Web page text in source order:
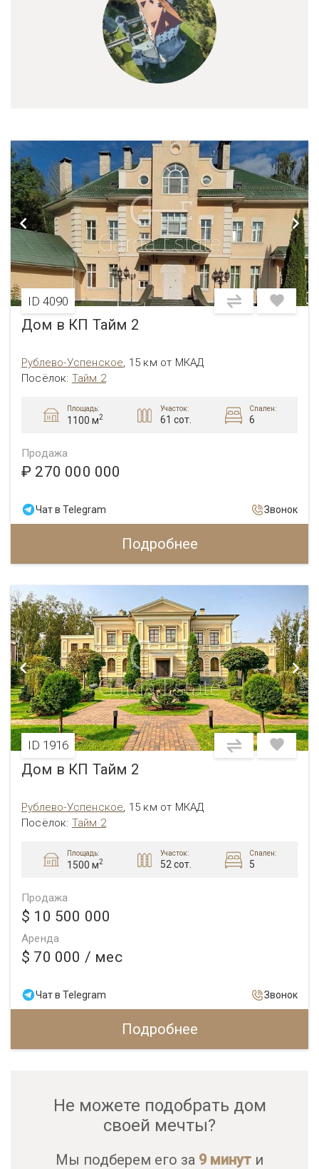
ID 4090
Дом в КП Тайм 2
Рублево-Успенское, 15 км от МКАД
Посёлок: Тайм 2
Площадь:
1100 м2
Участок:
61 сот.
Спален:
6
Продажа
₽ 270 000 000
Чат в Telegram Звонок
Подробнее
ID 1916
Дом в КП Тайм 2
Рублево-Успенское, 15 км от МКАД
Посёлок: Тайм 2
Площадь:
1500 м2
Участок:
52 сот.
Спален:
5
Продажа
$ 10 500 000
Аренда
$ 70 000 / мес
Чат в Telegram Звонок
Подробнее
Не можете подобрать дом
своей мечты?
Мы подберем его за 9 минут и